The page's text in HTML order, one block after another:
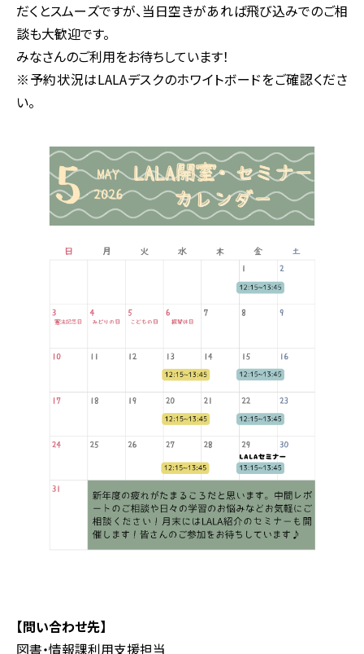
だくとスムーズですが、当日空きがあれば飛び込みでのご相
談も大歓迎です。
みなさんのご利用をお待ちしています！
※予約状況はLALAデスクのホワイトボードをご確認くださ
い。
【問い合わせ先】
図書・情報課利用支援担当